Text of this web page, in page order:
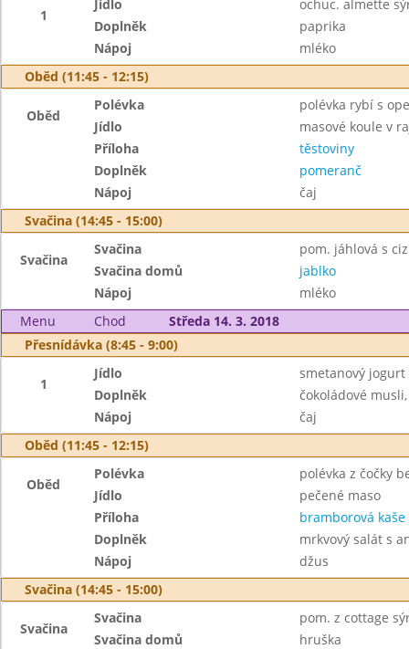
1
Jídlo
ochuc. almette
Doplněk
paprika
Nápoj
mléko
Oběd (11:45 - 12:15)
Oběd
Polévka
polévka rybí s
Jídlo
masové koule v
Příloha
těstoviny
Doplněk
pomeranč
Nápoj
čaj
Svačina (14:45 - 15:00)
Svačina
Svačina
pom. jáhlová s
Svačina domů
jablko
Nápoj
mléko
Menu
Chod
Středa 14. 3. 2018
Přesnídávka (8:45 - 9:00)
1
Jídlo
smetanový jogurt
Doplněk
čokoládové
Nápoj
čaj
Oběd (11:45 - 12:15)
Oběd
Polévka
polévka z čočky
Jídlo
pečené maso
Příloha
bramborová kaše
Doplněk
mrkvový salát s
Nápoj
džus
Svačina (14:45 - 15:00)
Svačina
Svačina
pom. z cottage
Svačina domů
hruška